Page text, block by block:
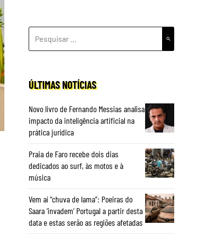
POR:
ÚLTIMAS NOTÍCIAS
Novo livro de Fernando Messias analisa
impacto da inteligência artificial na
prática jurídica
Praia de Faro recebe dois dias
dedicados ao surf, às motos e à
música
Vem aí “chuva de lama”: Poeiras do
Saara ‘invadem’ Portugal a partir desta
data e estas serão as regiões afetadas